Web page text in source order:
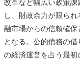
改革など幅広い政策
し、財政余力が限ら
融市場からの信頼確
となる。公的債務の
の経済運営を占う最初